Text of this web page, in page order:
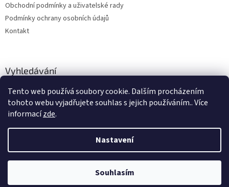
Tento web používá soubory cookie. Dalším procházením
tohoto webu vyjadřujete souhlas s jejich používáním.. Více
informacízde.
Nastavení
Souhlasím
Obchodní podmínky a uživatelské rady
Podmínky ochrany osobních údajů
Kontakt
Vyhledávání
HLEDAT
Vytvořil Shoptet
hitobchod. Všechna práva vyhrazena.